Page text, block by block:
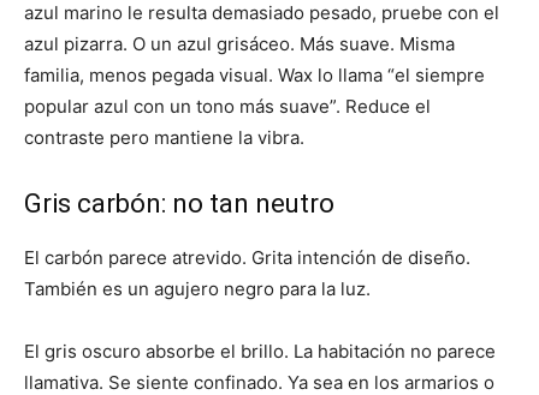
azul marino le resulta demasiado pesado, pruebe con el
azul pizarra. O un azul grisáceo. Más suave. Misma
familia, menos pegada visual. Wax lo llama “el siempre
popular azul con un tono más suave”. Reduce el
contraste pero mantiene la vibra.
Gris carbón: no tan neutro
El carbón parece atrevido. Grita intención de diseño.
También es un agujero negro para la luz.
El gris oscuro absorbe el brillo. La habitación no parece
llamativa. Se siente confinado. Ya sea en los armarios o